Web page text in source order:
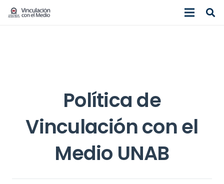
Política de
Vinculación con el
Medio UNAB